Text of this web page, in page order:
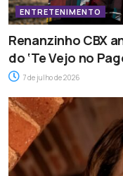
ENTRETENIMENTO
Renanzinho CBX
do ‘Te Vejo no
7 de julho de 2026